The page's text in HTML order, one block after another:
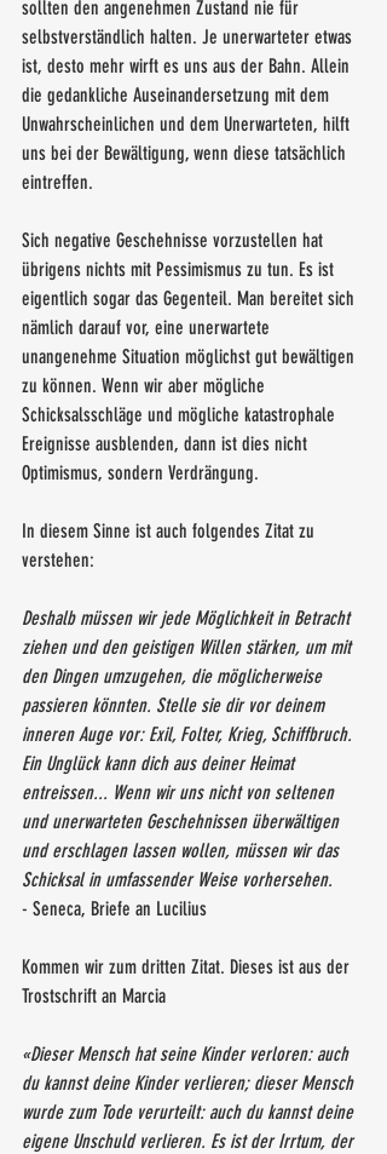
sollten den angenehmen Zustand nie für
selbstverständlich halten. Je unerwarteter etwas
ist, desto mehr wirft es uns aus der Bahn. Allein
die gedankliche Auseinandersetzung mit dem
Unwahrscheinlichen und dem Unerwarteten, hilft
uns bei der Bewältigung, wenn diese tatsächlich
eintreffen.
Sich negative Geschehnisse vorzustellen hat
übrigens nichts mit Pessimismus zu tun. Es ist
eigentlich sogar das Gegenteil. Man bereitet sich
nämlich darauf vor, eine unerwartete
unangenehme Situation möglichst gut bewältigen
zu können. Wenn wir aber mögliche
Schicksalsschläge und mögliche katastrophale
Ereignisse ausblenden, dann ist dies nicht
Optimismus, sondern Verdrängung.
In diesem Sinne ist auch folgendes Zitat zu
verstehen:
Deshalb müssen wir jede Möglichkeit in Betracht
ziehen und den geistigen Willen stärken, um mit
den Dingen umzugehen, die möglicherweise
passieren könnten. Stelle sie dir vor deinem
inneren Auge vor: Exil, Folter, Krieg, Schiffbruch.
Ein Unglück kann dich aus deiner Heimat
entreissen... Wenn wir uns nicht von seltenen
und unerwarteten Geschehnissen überwältigen
und erschlagen lassen wollen, müssen wir das
Schicksal in umfassender Weise vorhersehen.
- Seneca, Briefe an Lucilius
Kommen wir zum dritten Zitat. Dieses ist aus der
Trostschrift an Marcia
«Dieser Mensch hat seine Kinder verloren: auch
du kannst deine Kinder verlieren; dieser Mensch
wurde zum Tode verurteilt: auch du kannst deine
eigene Unschuld verlieren. Es ist der Irrtum, der